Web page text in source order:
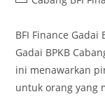
BFI Finance Gadai
Gadai BPKB
ini menawarkan
untuk orang yang